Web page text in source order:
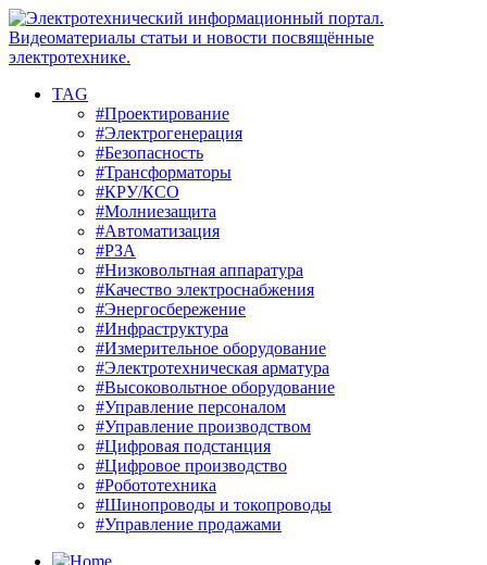
TAG
#Проектирование
#Электрогенерация
#Безопасность
#Трансформаторы
#КРУ/КСО
#Молниезащита
#Автоматизация
#РЗА
#Низковольтная аппаратура
#Качество электроснабжения
#Энергосбережение
#Инфраструктура
#Измерительное оборудование
#Электротехническая арматура
#Высоковольтное оборудование
#Управление персоналом
#Управление производством
#Цифровая подстанция
#Цифровое производство
#Робототехника
#Шинопроводы и токопроводы
#Управление продажами